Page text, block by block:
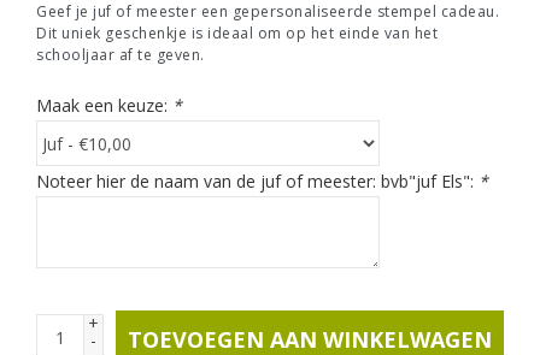
Geef je juf of meester een gepersonaliseerde stempel cadeau.
Dit uniek geschenkje is ideaal om op het einde van het
schooljaar af te geven.
Maak een keuze: *
Noteer hier de naam van de juf of meester: bvb"juf Els": *
+
- TOEVOEGEN AAN WINKELWAGEN